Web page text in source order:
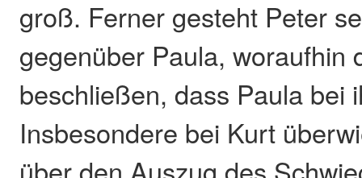
groß. Ferner gesteht Peter
gegenüber Paula, woraufhin
beschließen, dass Paula bei
Insbesondere bei Kurt